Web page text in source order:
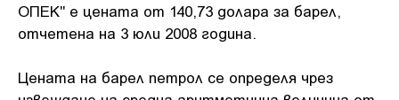
ОПЕК" е цената от 140,73 долара за барел,
отчетена на 3 юли 2008 година.
Цената на барел петрол се определя чрез